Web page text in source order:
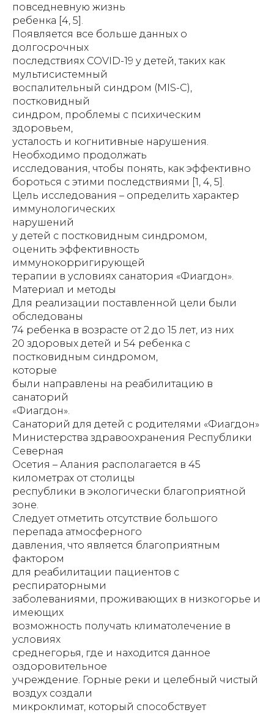
повседневную жизнь
ребенка [4, 5].
Появляется все больше данных о
долгосрочных
последствиях COVID-19 у детей, таких как
мультисистемный
воспалительный синдром (MIS-C),
постковидный
синдром, проблемы с психическим
здоровьем,
усталость и когнитивные нарушения.
Необходимо продолжать
исследования, чтобы понять, как эффективно
бороться с этими последствиями [1, 4, 5].
Цель исследования – определить характер
иммунологических
нарушений
у детей с постковидным синдромом,
оценить эффективность
иммунокорригирующей
терапии в условиях санатория «Фиагдон».
Материал и методы
Для реализации поставленной цели были
обследованы
74 ребенка в возрасте от 2 до 15 лет, из них
20 здоровых детей и 54 ребенка с
постковидным синдромом,
которые
были направлены на реабилитацию в
санаторий
«Фиагдон».
Санаторий для детей с родителями «Фиагдон»
Министерства здравоохранения Республики
Северная
Осетия – Алания располагается в 45
километрах от столицы
республики в экологически благоприятной
зоне.
Следует отметить отсутствие большого
перепада атмосферного
давления, что является благоприятным
фактором
для реабилитации пациентов с
респираторными
заболеваниями, проживающих в низкогорье и
имеющих
возможность получать климатолечение в
условиях
среднегорья, где и находится данное
оздоровительное
учреждение. Горные реки и целебный чистый
воздух создали
микроклимат, который способствует